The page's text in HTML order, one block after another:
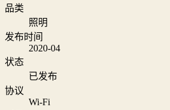
品类
照明
发布时间
2020-04
状态
已发布
协议
Wi‑Fi